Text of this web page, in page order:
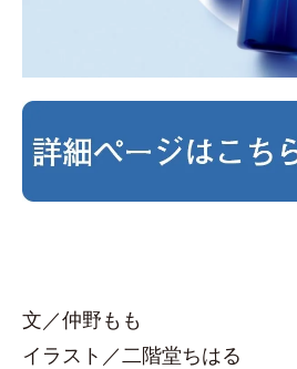
文／仲野もも
イラスト／二階堂ちはる